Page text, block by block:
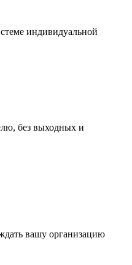
индивидуальной
без выходных и
вашу организацию